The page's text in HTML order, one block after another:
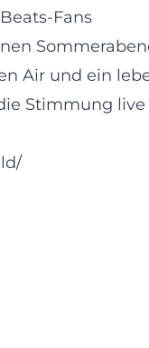
Fans
Air und ein
Stimmung live